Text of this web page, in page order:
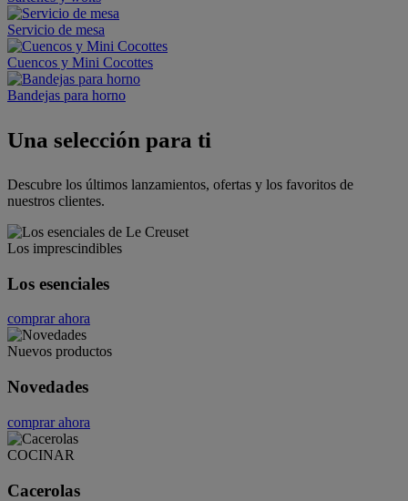
Servicio de mesa
Cuencos y Mini Cocottes
Bandejas para horno
Una selección para ti
Descubre los últimos lanzamientos, ofertas y los favoritos de
nuestros clientes.
Los imprescindibles
Los esenciales
comprar ahora
Nuevos productos
Novedades
comprar ahora
COCINAR
Cacerolas